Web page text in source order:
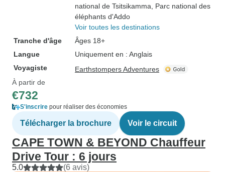
national de Tsitsikamma , Parc national des
éléphants d'Addo
Voir toutes les destinations
Tranche d'âge
Âges 18+
Langue
Uniquement en : Anglais
Voyagiste
Earthstompers Adventures
À partir de
€732
S'inscrire pour réaliser des économies
Télécharger la brochure Voir le circuit
CAPE TOWN & BEYOND Chauffeur
Drive Tour : 6 jours
5.0 (6 avis)